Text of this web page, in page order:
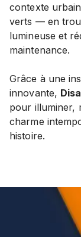
contexte
verts — en
lumineuse et
maintenance.
Grâce à une
innovante,
pour illuminer,
charme
histoire.